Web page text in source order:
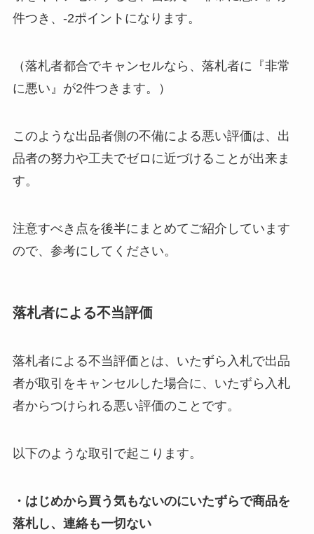
件つき、-2ポイントになります。
（落札者都合でキャンセルなら、落札者に『非常
に悪い』が2件つきます。）
このような出品者側の不備による悪い評価は、出
品者の努力や工夫でゼロに近づけることが出来ま
す。
注意すべき点を後半にまとめてご紹介しています
ので、参考にしてください。
落札者による不当評価
落札者による不当評価とは、いたずら入札で出品
者が取引をキャンセルした場合に、いたずら入札
者からつけられる悪い評価のことです。
以下のような取引で起こります。
・はじめから買う気もないのにいたずらで商品を
落札し、連絡も一切ない